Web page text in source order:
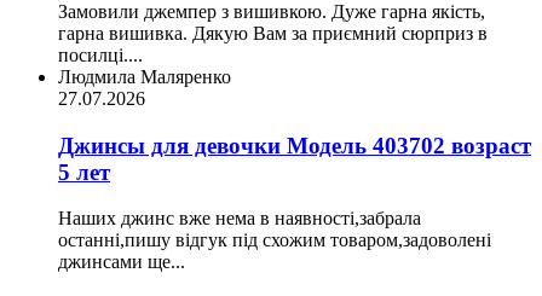
Замовили джемпер з вишивкою. Дуже гарна якість,
гарна вишивка. Дякую Вам за приємний сюрприз в
посилці....
Людмила Маляренко
27.07.2026
Джинсы для девочки Модель 403702 возраст
5 лет
Наших джинс вже нема в наявності,забрала
останні,пишу відгук під схожим товаром,задоволені
джинсами ще...